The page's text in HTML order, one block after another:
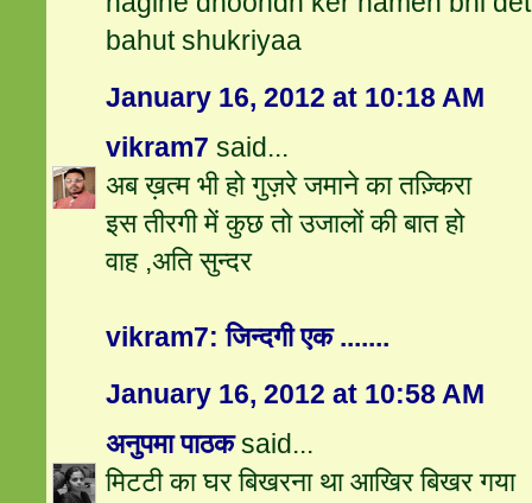
bahut shukriyaa
January 16, 2012 at 10:18 AM
vikram7 said...
अब ख़त्म भी हो गुज़रे जमाने का तज़्किरा
इस तीरगी में कुछ तो उजालों की बात हो
वाह ,अति सुन्दर
vikram7: जिन्दगी एक .......
January 16, 2012 at 10:58 AM
अनुपमा पाठकsaid...
मिटटी का घर बिखरना था आखिर बिखर गया